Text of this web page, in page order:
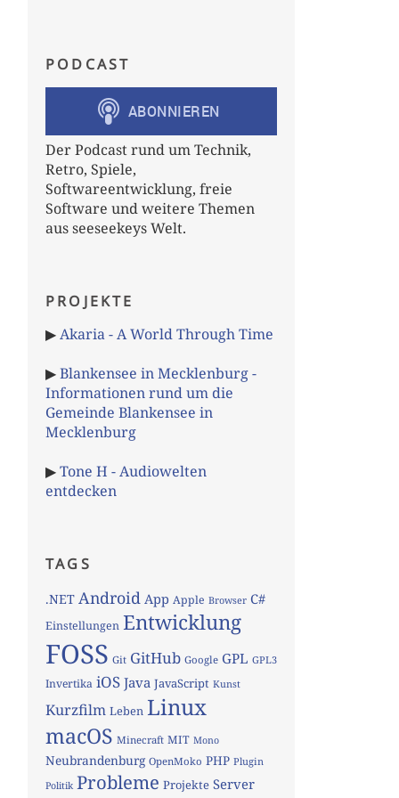
PODCAST
Der Podcast rund um Technik,
Retro, Spiele,
Softwareentwicklung, freie
Software und weitere Themen
aus seeseekeys Welt.
PROJEKTE
▶Akaria - A World Through Time
▶Blankensee in Mecklenburg -
Informationen rund um die
Gemeinde Blankensee in
Mecklenburg
▶Tone H - Audiowelten
entdecken
TAGS
.NET Android App Apple Browser C#
Einstellungen Entwicklung
FOSS Git GitHub Google GPL GPL3
Invertika iOS Java JavaScript Kunst
Kurzfilm Leben Linux
macOS Minecraft MIT Mono
Neubrandenburg OpenMoko PHP Plugin
Politik Probleme Projekte Server